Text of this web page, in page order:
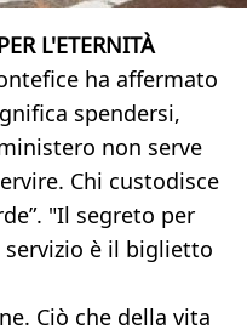
L'ETERNITÀ
ha affermato
spendersi,
non serve
Chi custodisce
"Il segreto per
servizio è il biglietto
Ciò che della vita